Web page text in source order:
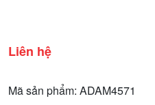
Liên hệ
Mã sản phẩm: ADAM4571